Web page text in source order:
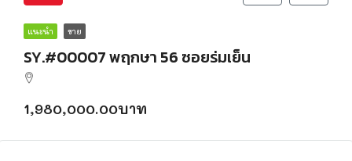
แนะนำ ขาย
SY.#00007 พฤกษา 56 ซอยร่มเย็น
1,980,000.00บาท